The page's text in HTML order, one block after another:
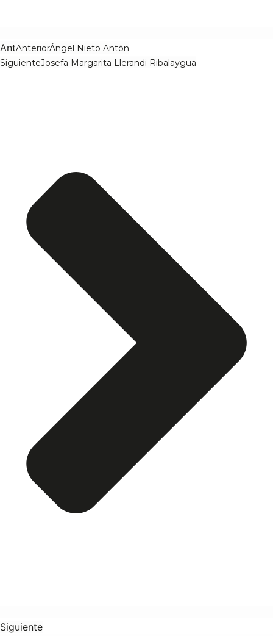
AntAnteriorÁngel Nieto Antón
SiguienteJosefa Margarita Llerandi Ribalaygua
Siguiente